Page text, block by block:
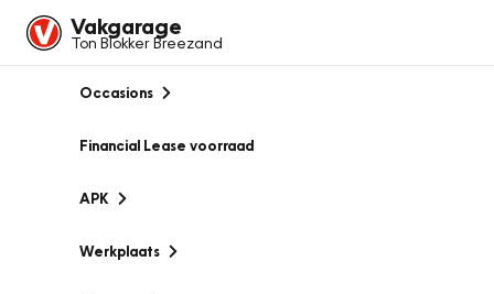
Vakgarage
Ton Blokker Breezand
Occasions
Financial Lease voorraad
APK
Werkplaats